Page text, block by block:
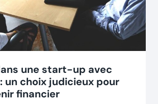
une start-up avec
un choix judicieux pour
financier